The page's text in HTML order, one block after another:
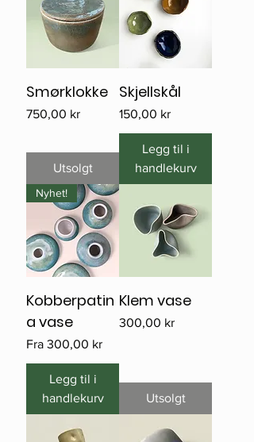
Smørklokke
Pris
750,00 kr
Utsolgt
Skjellskål
Pris
150,00 kr
Legg til i
handlekurv
Nyhet!
Kobberpatin
a vase
Fra 300,00 kr
Salgspris
Legg til i
handlekurv
Klem vase
Pris
300,00 kr
Utsolgt